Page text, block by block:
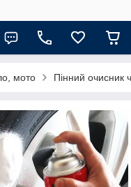
мото Пінний очисник